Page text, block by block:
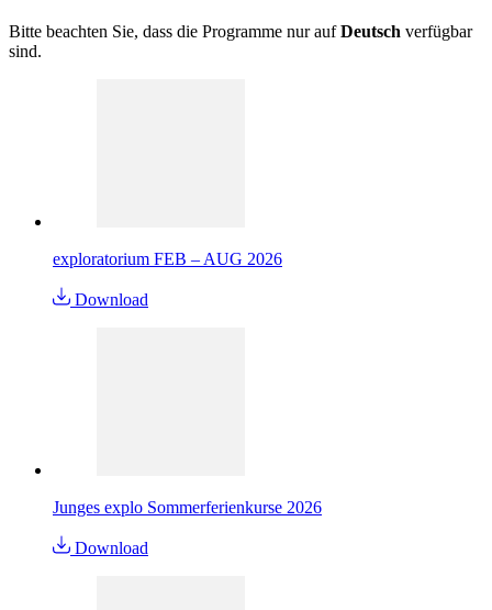
Bitte beachten Sie, dass die Programme nur aufDeutsch verfügbar
sind.
exploratorium FEB – AUG 2026
Download
Junges explo Sommerferienkurse 2026
Download